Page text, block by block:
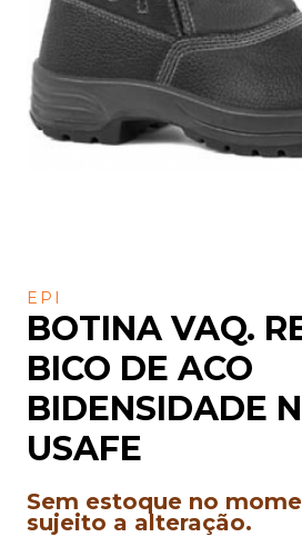
EPI
BOTINA VAQ.
BICO DE ACO
BIDENSIDADE
USAFE
Sem estoque no
sujeito a alteração.